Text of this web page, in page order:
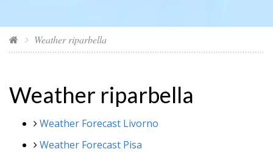
Weather riparbella
Weather riparbella
Weather Forecast Livorno
Weather Forecast Pisa